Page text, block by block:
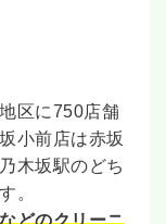
区に750店舗
小前店は赤坂
木坂駅のどち
。
どのクリーニ